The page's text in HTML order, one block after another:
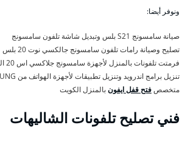
ونوفر أيضا:
صيانة سامسونج S21 بلس وتبديل شاشة تلفون سامسونج
تصليح وصيانة رامات تلفون سامسونج جالكسي نوت 20 بلس
فرمتت تلفونات بالمنزل لأجهزة سامسونج جلاكسي اس 20 الترا
تنزيل برامج اندرويد وتنزيل تطبيقات لأجهزة الهواتف من SAMSUNG
متخصصفتح قفل ايفونبالمنزل الكويت
فني تصليح تلفونات الشاليهات